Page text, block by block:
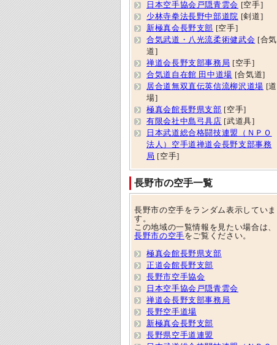
日本空手協会戸隠青雲会 [空手]
少林寺拳法長野中部道院 [剣道]
新極真会長野支部 [空手]
合気武道・八光流柔術健武会 [合気
道]
禅道会長野支部事務局 [空手]
合気道自在館 田中道場 [合気道]
居合道無双直伝英信流柳沢道場 [道
場]
極真会館長野県支部 [空手]
有限会社中島弓具店 [武道具]
日本武道総合格闘技連盟（ＮＰＯ
法人）空手道禅道会長野支部事務
局 [空手]
長野市の空手一覧
長野市の空手をランダム表示していま
す。
この地域の一覧情報を見たい場合は、
長野市の空手をご覧ください。
極真会館長野県支部
正道会館長野支部
長野市空手協会
日本空手協会戸隠青雲会
禅道会長野支部事務局
長野空手道場
新極真会長野支部
長野県空手道連盟